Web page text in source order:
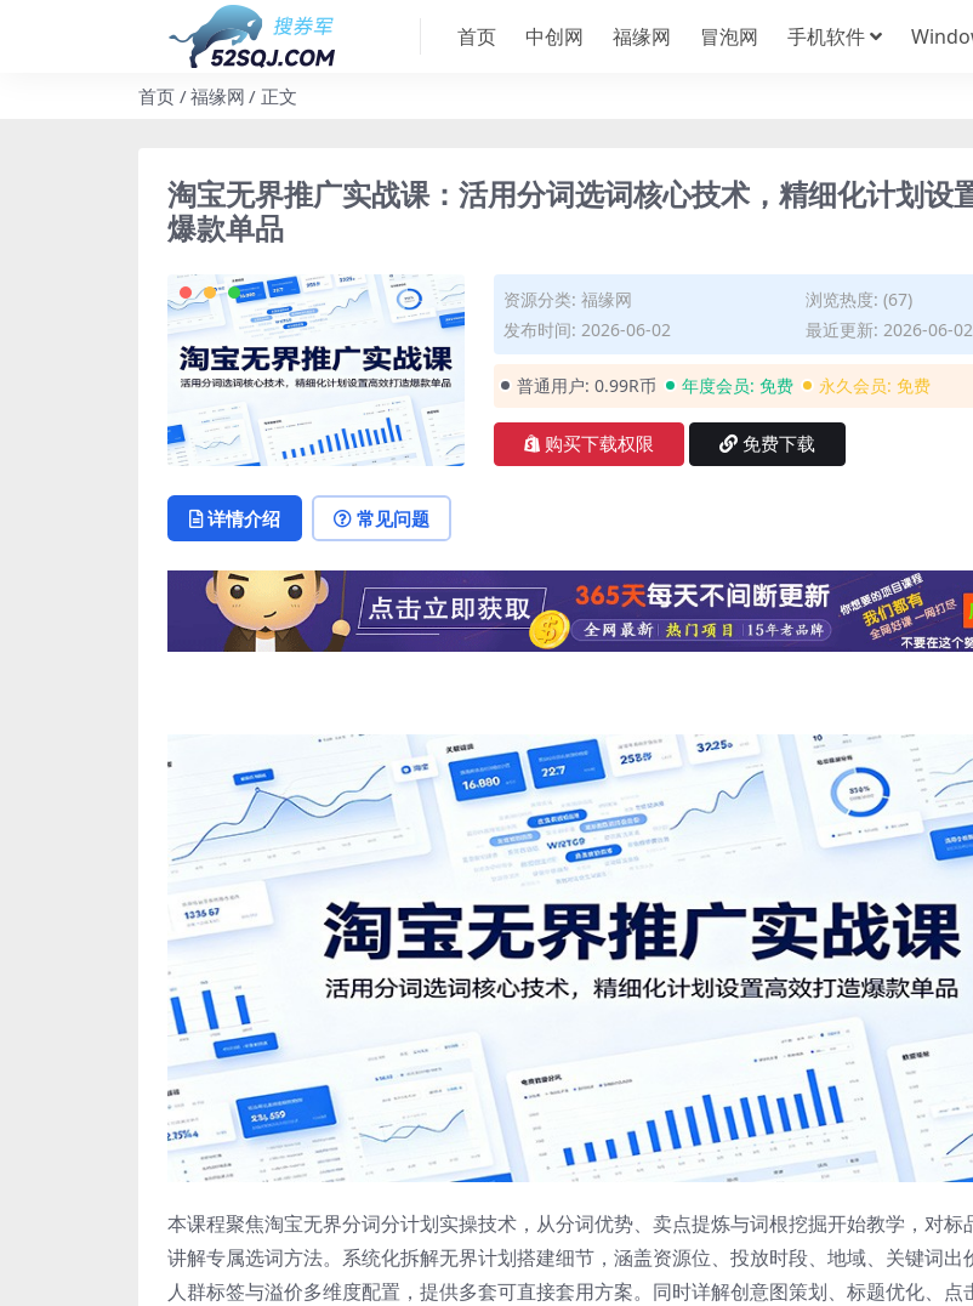
首页 中创网 福缘网 冒泡网 手机软件
首页 福缘网 正文
淘宝无界推广实战课：活用分词选词核心技术，精细化计划设
爆款单品
资源分类: 福缘网
浏览热度: (67)
发布时间: 2026-06-02
最近更新: 2026-06-02
普通用户: 0.99R币 年度会员: 免费 永久会员: 免费
购买下载权限 免费下载
详情介绍 常见问题
本课程聚焦淘宝无界分词分计划实操技术，从分词优势、卖点提炼与词根挖掘开始教学，对标
讲解专属选词方法。系统化拆解无界计划搭建细节，涵盖资源位、投放时段、地域、关键词出
人群标签与溢价多维度配置，提供多套可直接套用方案。同时详解创意图策划、标题优化、点